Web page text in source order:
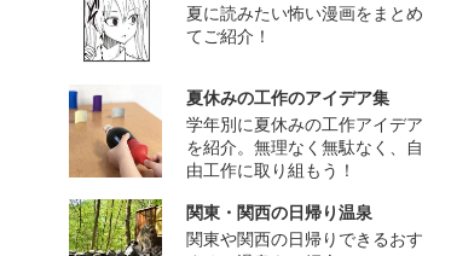
夏に読みたい怖い漫画をまとめ
てご紹介！
夏休みの工作のアイデア集
学年別に夏休みの工作アイデア
を紹介。無理なく無駄なく、自
由工作に取り組もう！
関東・関西の日帰り温泉
関東や関西の日帰りできるおす